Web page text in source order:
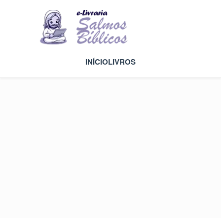
INÍCIOLIVROS